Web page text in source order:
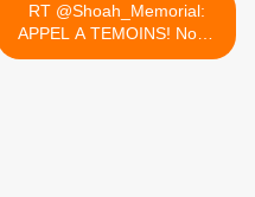
RT @Shoah_Memorial:
APPEL A TEMOINS! Nous
sommes... >